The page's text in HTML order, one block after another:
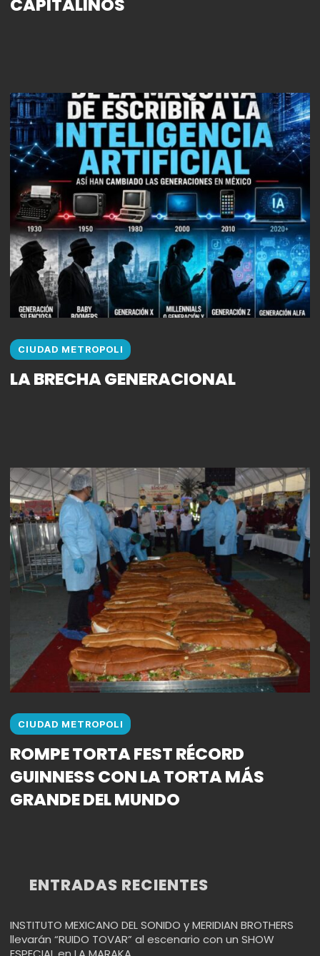
CIUDAD METROPOLI
LA BRECHA GENERACIONAL
CIUDAD METROPOLI
ROMPE TORTA FEST RÉCORD
GUINNESS CON LA TORTA MÁS
GRANDE DEL MUNDO
ENTRADAS RECIENTES
INSTITUTO MEXICANO DEL SONIDO y MERIDIAN BROTHERS
llevarán “RUIDO TOVAR” al escenario con un SHOW